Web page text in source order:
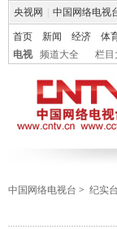
央视网 中国网络电视
首页 新闻 经济 体
电视
频道大全 栏目
中国网络电视台 > 纪实台